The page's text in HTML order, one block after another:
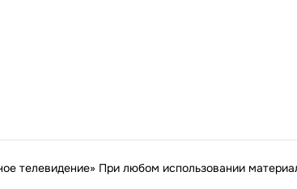
телевидение» При любом использовании